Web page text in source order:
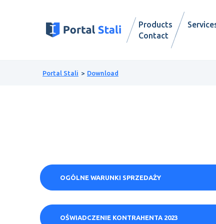
Products
Contact
Portal Stali Download
OGÓLNE WARUNKI SPRZEDAŻY
OŚWIADCZENIE KONTRAHENTA 2023